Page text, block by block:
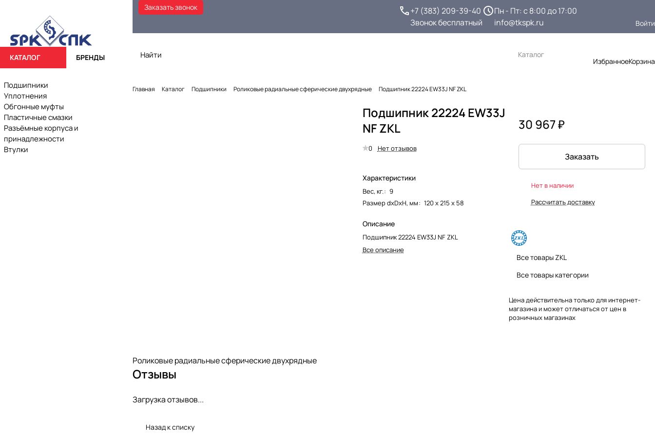
Заказать звонок
+7 (383) 209-39-40
Звонок бесплатный
Пн - Пт: с 8:00 до 17:00
info@tkspk.ru
Войти
Каталог
ИзбранноеКорзина
Главная Каталог Подшипники Роликовые радиальные сферические двухрядные Подшипник 22224 EW33J NF ZKL
Подшипник 22224 EW33J
NF ZKL
0 Нет отзывов
Характеристики
Вес, кг.: 9
Размер dxDxH, мм: 120 х 215 х 58
Описание
Подшипник 22224 EW33J NF ZKL
Все описание
30 967 ₽
Заказать
Нет в наличии
Рассчитать доставку
Все товары ZKL
Все товары категории
Цена действительна только для интернет-
магазина и может отличаться от цен в
розничных магазинах
Роликовые радиальные сферические двухрядные
Отзывы
Загрузка отзывов...
Назад к списку
КАТАЛОГ БРЕНДЫ
Подшипники
Уплотнения
Обгонные муфты
Пластичные смазки
Разъёмные корпуса и
принадлежности
Втулки